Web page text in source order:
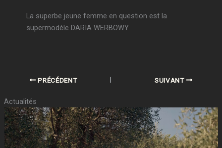
La superbe jeune femme en question est la
supermodèle DARIA WERBOWY
PRÉCÉDENT SUIVANT
Actualités